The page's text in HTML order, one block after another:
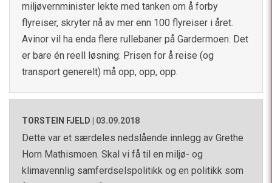
miljøvernminister lekte med tanken om å forby
flyreiser, skryter nå av mer enn 100 flyreiser i året.
Avinor vil ha enda flere rullebaner på Gardermoen. Det
er bare én reell løsning: Prisen for å reise (og
transport generelt) må opp, opp, opp.
TORSTEIN FJELD 03.09.2018
Dette var et særdeles nedslående innlegg av Grethe
Horn Mathismoen. Skal vi få til en miljø- og
klimavennlig samferdselspolitikk og en politikk som